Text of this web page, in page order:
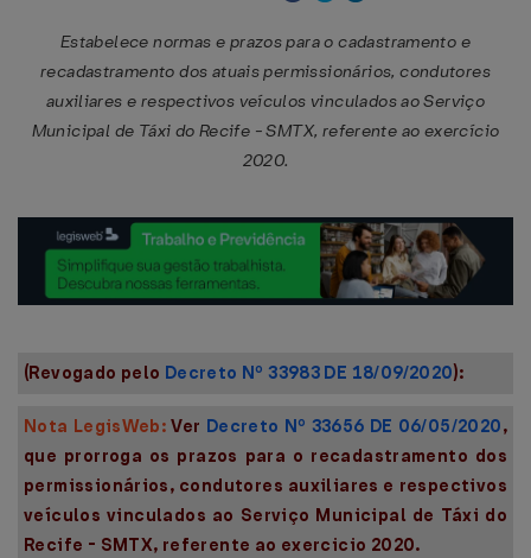
Estabelece normas e prazos para o cadastramento e
recadastramento dos atuais permissionários, condutores
auxiliares e respectivos veículos vinculados ao Serviço
Municipal de Táxi do Recife - SMTX, referente ao exercício
2020.
(Revogado pelo Decreto Nº 33983 DE 18/09/2020):
Nota LegisWeb:Ver Decreto Nº 33656 DE 06/05/2020,
que prorroga os prazos para o recadastramento dos
permissionários, condutores auxiliares e respectivos
veículos vinculados ao Serviço Municipal de Táxi do
Recife - SMTX, referente ao exercicio 2020.